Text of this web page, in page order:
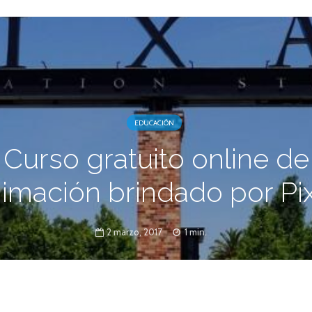
EDUCACIÓN
Curso gratuito online de
brindado por
2 marzo, 2017 1 min.